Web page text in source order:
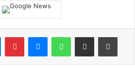
LinkedInPinterestMessengerWhatsAppShare via Email Print